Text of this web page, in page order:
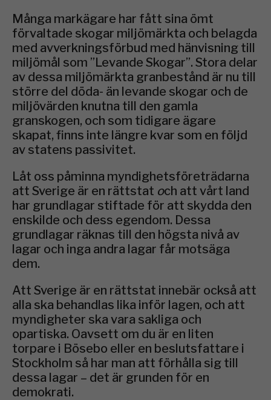
Många markägare har fått sina ömt
förvaltade skogar miljömärkta och belagda
med avverkningsförbud med hänvisning till
miljömål som ”Levande Skogar”. Stora delar
av dessa miljömärkta granbestånd är nu till
större del döda- än levande skogar och de
miljövärden knutna till den gamla
granskogen, och som tidigare ägare
skapat, finns inte längre kvar som en följd
av statens passivitet.
Låt oss påminna myndighetsföreträdarna
att Sverige är en rättstat och att vårt land
har grundlagar stiftade för att skydda den
enskilde och dess egendom. Dessa
grundlagar räknas till den högsta nivå av
lagar och inga andra lagar får motsäga
dem.
Att Sverige är en rättstat innebär också att
alla ska behandlas lika inför lagen, och att
myndigheter ska vara sakliga och
opartiska. Oavsett om du är en liten
torpare i Bösebo eller en beslutsfattare i
Stockholm så har man att förhålla sig till
dessa lagar – det är grunden för en
demokrati.